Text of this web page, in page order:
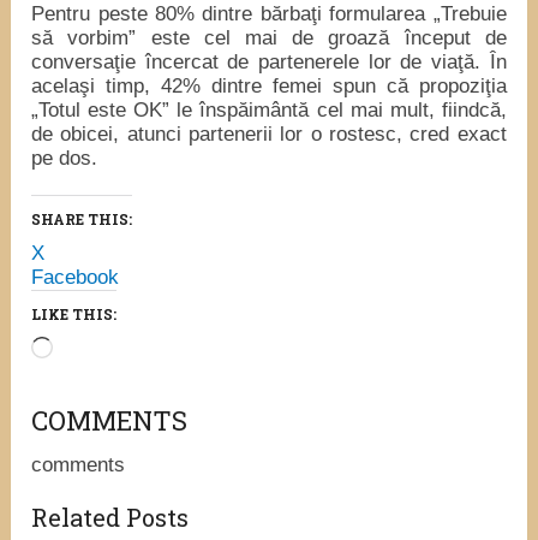
Pentru peste 80% dintre bărbaţi formularea „Trebuie
să vorbim” este cel mai de groază început de
conversaţie încercat de partenerele lor de viaţă. În
acelaşi timp, 42% dintre femei spun că propoziţia
„Totul este OK” le înspăimântă cel mai mult, fiindcă,
de obicei, atunci partenerii lor o rostesc, cred exact
pe dos.
SHARE THIS:
X
Facebook
LIKE THIS:
Loading…
COMMENTS
comments
Related Posts